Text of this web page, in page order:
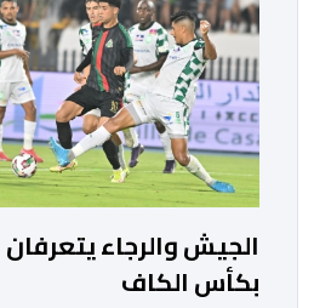
الجيش والرجاء
بكأس الكاف